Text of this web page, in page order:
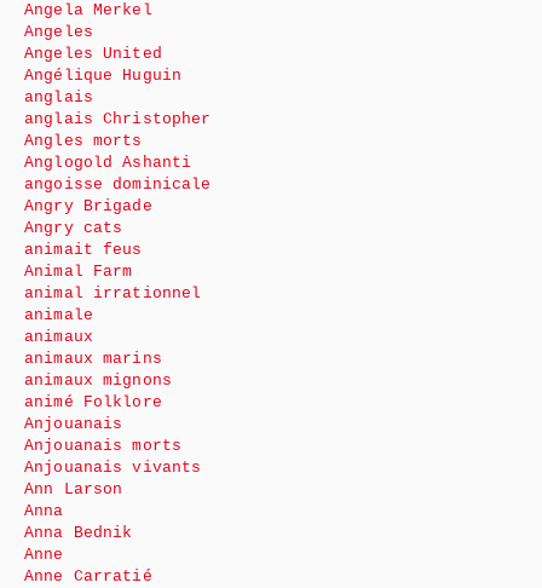
Angela Merkel
Angeles
Angeles United
Angélique Huguin
anglais
anglais Christopher
Angles morts
Anglogold Ashanti
angoisse dominicale
Angry Brigade
Angry cats
animait feus
Animal Farm
animal irrationnel
animale
animaux
animaux marins
animaux mignons
animé Folklore
Anjouanais
Anjouanais morts
Anjouanais vivants
Ann Larson
Anna
Anna Bednik
Anne
Anne Carratié